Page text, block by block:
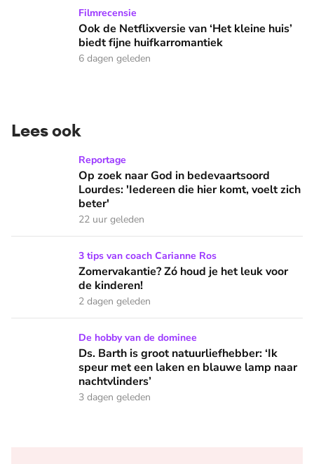
Ook de Netflixversie van ‘Het kleine huis’ biedt fijne
Filmrecensie
Ook de Netflixversie van ‘Het kleine huis’
biedt fijne huifkarromantiek
6 dagen geleden
Lees ook
Op zoek naar God in bedevaartsoord Lourdes: 'Iedereen
Reportage
Op zoek naar God in bedevaartsoord
Lourdes: 'Iedereen die hier komt, voelt zich
beter'
22 uur geleden
Zomervakantie? Zó houd je het leuk voor de kinderen!
3 tips van coach Carianne Ros
Zomervakantie? Zó houd je het leuk voor
de kinderen!
2 dagen geleden
Ds. Barth is groot natuurliefhebber: ‘Ik speur met een
De hobby van de dominee
Ds. Barth is groot natuurliefhebber: ‘Ik
speur met een laken en blauwe lamp naar
nachtvlinders’
3 dagen geleden